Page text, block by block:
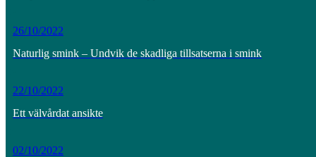
26/10/2022
Naturlig smink – Undvik de skadliga tillsatserna i smink
22/10/2022
Ett välvårdat ansikte
02/10/2022